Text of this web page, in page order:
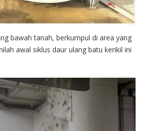
bawah tanah, berkumpul di area yang
awal siklus daur ulang batu kerikil ini